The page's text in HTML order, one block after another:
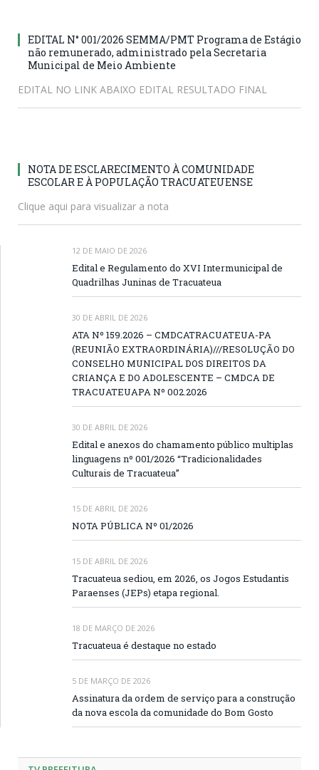
EDITAL N° 001/2026 SEMMA/PMT Programa de Estágio
não remunerado, administrado pela Secretaria
Municipal de Meio Ambiente
EDITAL NO LINK ABAIXO EDITAL RESULTADO FINAL
NOTA DE ESCLARECIMENTO À COMUNIDADE
ESCOLAR E À POPULAÇÃO TRACUATEUENSE
Clique aqui para visualizar a nota
12 DE MAIO DE 2026
Edital e Regulamento do XVI Intermunicipal de
Quadrilhas Juninas de Tracuateua
30 DE ABRIL DE 2026
ATA Nº 159.2026 – CMDCATRACUATEUA-PA
(REUNIÃO EXTRAORDINÁRIA)///RESOLUÇÃO DO
CONSELHO MUNICIPAL DOS DIREITOS DA
CRIANÇA E DO ADOLESCENTE – CMDCA DE
TRACUATEUAPA Nº 002.2026
30 DE ABRIL DE 2026
Edital e anexos do chamamento público multiplas
linguagens nº 001/2026 “Tradicionalidades
Culturais de Tracuateua”
15 DE ABRIL DE 2026
NOTA PÚBLICA Nº 01/2026
15 DE ABRIL DE 2026
Tracuateua sediou, em 2026, os Jogos Estudantis
Paraenses (JEPs) etapa regional.
18 DE MARÇO DE 2026
Tracuateua é destaque no estado
5 DE MARÇO DE 2026
Assinatura da ordem de serviço para a construção
da nova escola da comunidade do Bom Gosto